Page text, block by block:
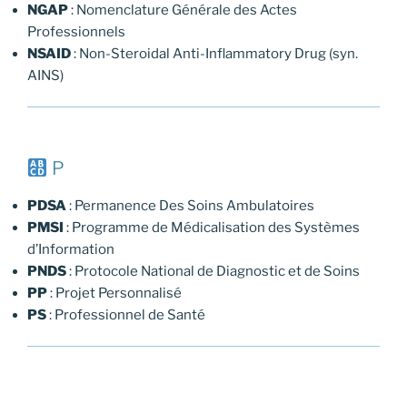
NGAP: Nomenclature Générale des Actes
Professionnels
NSAID: Non-Steroidal Anti-Inflammatory Drug (syn.
AINS)
P
PDSA : Permanence Des Soins Ambulatoires
PMSI : Programme de Médicalisation des Systèmes
d’Information
PNDS: Protocole National de Diagnostic et de Soins
PP: Projet Personnalisé
PS: Professionnel de Santé